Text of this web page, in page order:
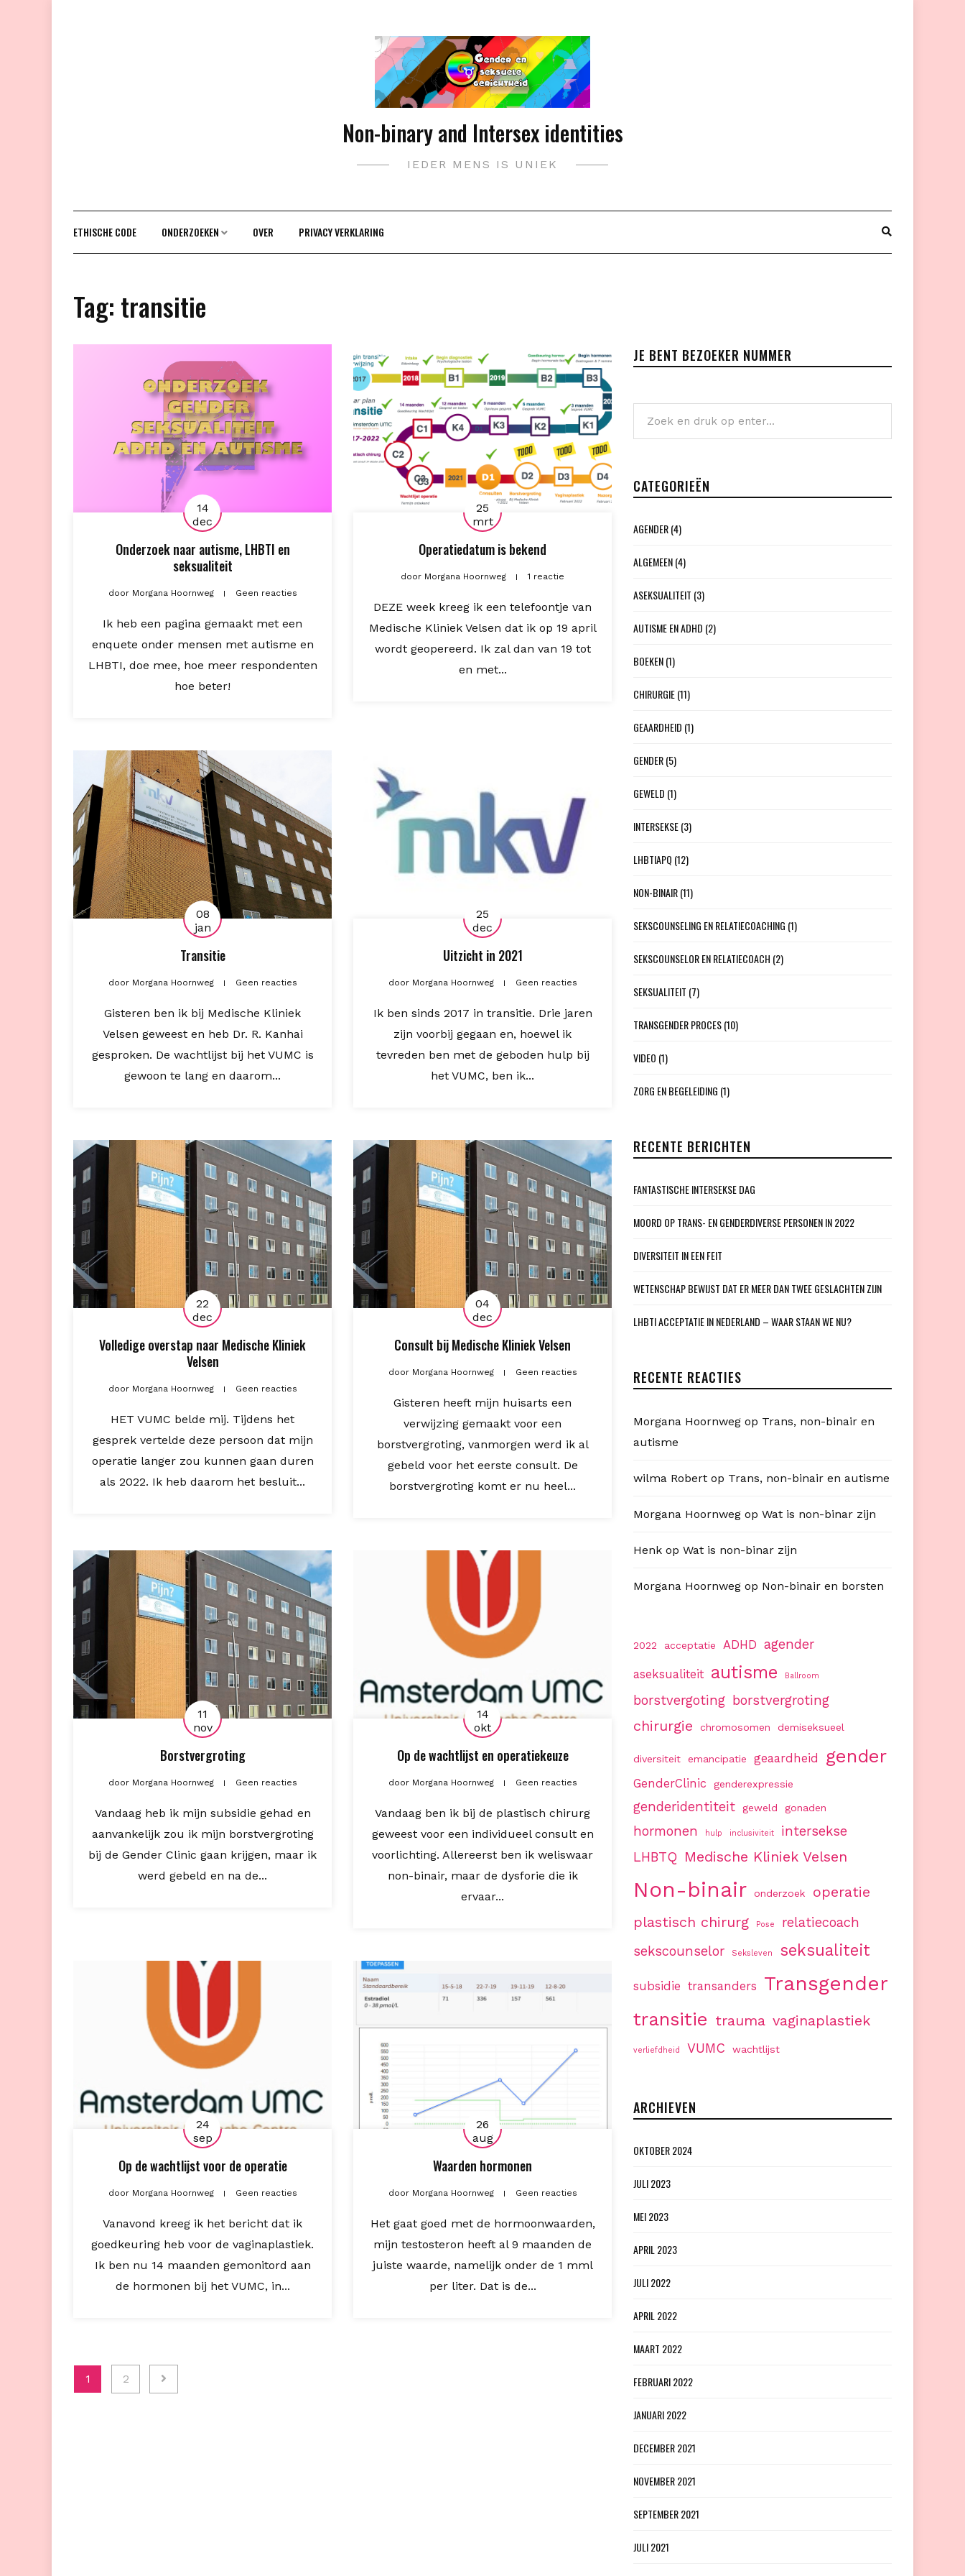
Non-binary and Intersex identities
IEDER MENS IS UNIEK
ETHISCHE CODE ONDERZOEKEN OVER PRIVACY VERKLARING
Tag: transitie
14
dec
Onderzoek naar autisme, LHBTI en
seksualiteit
doorMorgana Hoornweg Geen reacties
Ik heb een pagina gemaakt met een
enquete onder mensen met autisme en
LHBTI, doe mee, hoe meer respondenten
hoe beter!
25
mrt
Operatiedatum is bekend
door Morgana Hoornweg 1 reactie
DEZE week kreeg ik een telefoontje van
Medische Kliniek Velsen dat ik op 19 april
wordt geopereerd. Ik zal dan van 19 tot
en met...
08
jan
Transitie
doorMorgana Hoornweg Geen reacties
Gisteren ben ik bij Medische Kliniek
Velsen geweest en heb Dr. R. Kanhai
gesproken. De wachtlijst bij het VUMC is
gewoon te lang en daarom...
25
dec
Uitzicht in 2021
doorMorgana Hoornweg Geen reacties
Ik ben sinds 2017 in transitie. Drie jaren
zijn voorbij gegaan en, hoewel ik
tevreden ben met de geboden hulp bij
het VUMC, ben ik...
22
dec
Volledige overstap naar Medische Kliniek
Velsen
doorMorgana Hoornweg Geen reacties
HET VUMC belde mij. Tijdens het
gesprek vertelde deze persoon dat mijn
operatie langer zou kunnen gaan duren
als 2022. Ik heb daarom het besluit...
04
dec
Consult bij Medische Kliniek Velsen
doorMorgana Hoornweg Geen reacties
Gisteren heeft mijn huisarts een
verwijzing gemaakt voor een
borstvergroting, vanmorgen werd ik al
gebeld voor het eerste consult. De
borstvergroting komt er nu heel...
11
nov
Borstvergroting
doorMorgana Hoornweg Geen reacties
Vandaag heb ik mijn subsidie gehad en
aanvankelijk zou ik mijn borstvergroting
bij de Gender Clinic gaan krijgen, maar ik
werd gebeld en na de...
14
okt
Op de wachtlijst en operatiekeuze
doorMorgana Hoornweg Geen reacties
Vandaag ben ik bij de plastisch chirurg
geweest voor een individueel consult en
voorlichting. Allereerst ben ik weliswaar
non-binair, maar de dysforie die ik
ervaar...
24
sep
Op de wachtlijst voor de operatie
doorMorgana Hoornweg Geen reacties
Vanavond kreeg ik het bericht dat ik
goedkeuring heb voor de vaginaplastiek.
Ik ben nu 14 maanden gemonitord aan
de hormonen bij het VUMC, in...
26
aug
Waarden hormonen
doorMorgana Hoornweg Geen reacties
Het gaat goed met de hormoonwaarden,
mijn testosteron heeft al 9 maanden de
juiste waarde, namelijk onder de 1 mml
per liter. Dat is de...
Berichten
1 2
JE BENT BEZOEKER NUMMER
CATEGORIEËN
AGENDER(4)
ALGEMEEN(4)
ASEKSUALITEIT (3)
AUTISME EN ADHD (2)
BOEKEN(1)
CHIRURGIE(11)
GEAARDHEID (1)
GENDER(5)
GEWELD (1)
INTERSEKSE(3)
LHBTIAPQ (12)
NON-BINAIR(11)
SEKSCOUNSELING EN RELATIECOACHING (1)
SEKSCOUNSELOR EN RELATIECOACH (2)
SEKSUALITEIT (7)
TRANSGENDER PROCES(10)
VIDEO (1)
ZORG EN BEGELEIDING (1)
RECENTE BERICHTEN
FANTASTISCHE INTERSEKSE DAG
MOORD OP TRANS- EN GENDERDIVERSE PERSONEN IN 2022
DIVERSITEIT IN EEN FEIT
WETENSCHAP BEWIJST DAT ER MEER DAN TWEE GESLACHTEN ZIJN
LHBTI ACCEPTATIE IN NEDERLAND – WAAR STAAN WE NU?
RECENTE REACTIES
Morgana Hoornweg op Trans, non-binair en
autisme
wilma Robert op Trans, non-binair en autisme
Morgana Hoornweg op Wat is non-binar zijn
Henk op Wat is non-binar zijn
Morgana Hoornweg op Non-binair en borsten
2022 acceptatie ADHD agender
aseksualiteit autisme Ballroom
borstvergoting borstvergroting
chirurgie chromosomen demiseksueel
diversiteit emancipatie geaardheid gender
GenderClinic genderexpressie
genderidentiteit geweld gonaden
hormonen hulp inclusiviteit
intersekse
LHBTQ Medische Kliniek Velsen
Non-binair onderzoek
operatie
plastisch chirurg
Pose
relatiecoach
sekscounselor
Seksleven seksualiteit
subsidie transanders Transgender
transitie trauma vaginaplastiek
verliefdheid VUMC wachtlijst
ARCHIEVEN
OKTOBER 2024
JULI 2023
MEI 2023
APRIL 2023
JULI 2022
APRIL 2022
MAART 2022
FEBRUARI 2022
JANUARI 2022
DECEMBER 2021
NOVEMBER 2021
SEPTEMBER 2021
JULI 2021